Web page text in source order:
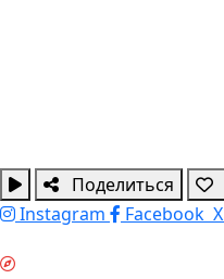
Поделиться
Instagram
Facebook X